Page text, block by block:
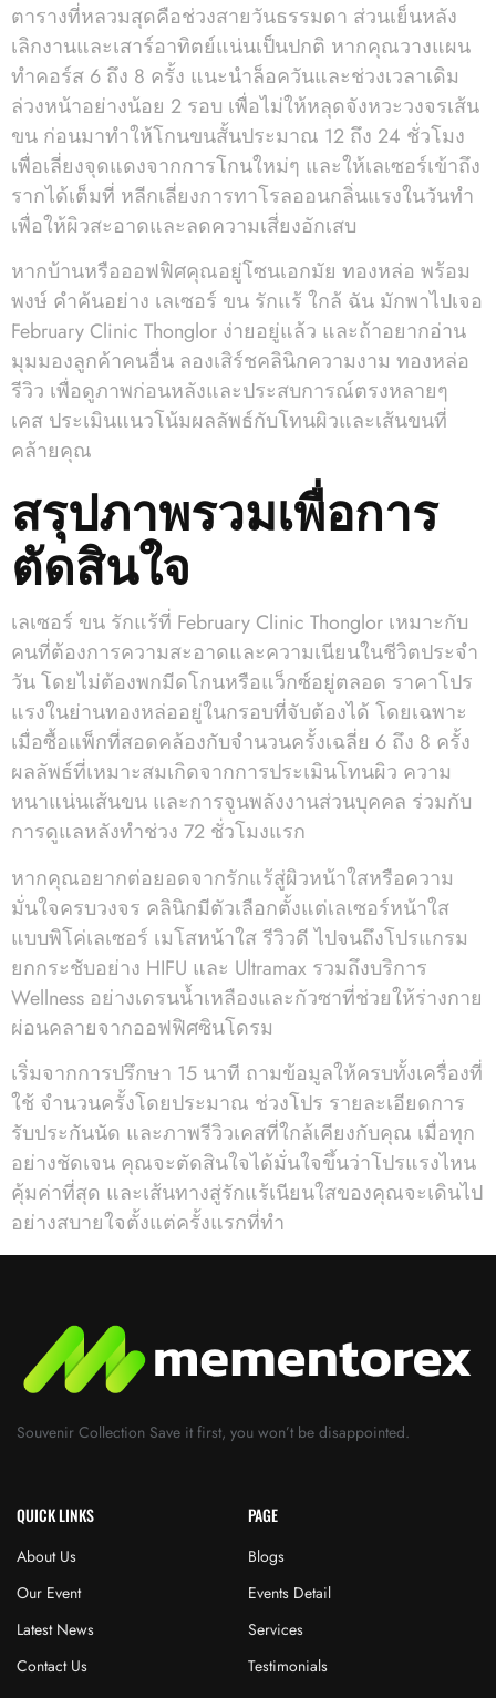
ตารางที่หลวมสุดคือช่วงสายวันธรรมดา ส่วนเย็นหลัง
เลิกงานและเสาร์อาทิตย์แน่นเป็นปกติ หากคุณวางแผน
ทำคอร์ส 6 ถึง 8 ครั้ง แนะนำล็อควันและช่วงเวลาเดิม
ล่วงหน้าอย่างน้อย 2 รอบ เพื่อไม่ให้หลุดจังหวะวงจรเส้น
ขน ก่อนมาทำให้โกนขนสั้นประมาณ 12 ถึง 24 ชั่วโมง
เพื่อเลี่ยงจุดแดงจากการโกนใหม่ๆ และให้เลเซอร์เข้าถึง
รากได้เต็มที่ หลีกเลี่ยงการทาโรลออนกลิ่นแรงในวันทำ
เพื่อให้ผิวสะอาดและลดความเสี่ยงอักเสบ
หากบ้านหรือออฟฟิศคุณอยู่โซนเอกมัย ทองหล่อ พร้อม
พงษ์ คำค้นอย่าง เลเซอร์ ขน รักแร้ ใกล้ ฉัน มักพาไปเจอ
February Clinic Thonglor ง่ายอยู่แล้ว และถ้าอยากอ่าน
มุมมองลูกค้าคนอื่น ลองเสิร์ชคลินิกความงาม ทองหล่อ
รีวิว เพื่อดูภาพก่อนหลังและประสบการณ์ตรงหลายๆ
เคส ประเมินแนวโน้มผลลัพธ์กับโทนผิวและเส้นขนที่
คล้ายคุณ
สรุปภาพรวมเพื่อการ
ตัดสินใจ
เลเซอร์ ขน รักแร้ที่ February Clinic Thonglor เหมาะกับ
คนที่ต้องการความสะอาดและความเนียนในชีวิตประจำ
วัน โดยไม่ต้องพกมีดโกนหรือแว็กซ์อยู่ตลอด ราคาโปร
แรงในย่านทองหล่ออยู่ในกรอบที่จับต้องได้ โดยเฉพาะ
เมื่อซื้อแพ็กที่สอดคล้องกับจำนวนครั้งเฉลี่ย 6 ถึง 8 ครั้ง
ผลลัพธ์ที่เหมาะสมเกิดจากการประเมินโทนผิว ความ
หนาแน่นเส้นขน และการจูนพลังงานส่วนบุคคล ร่วมกับ
การดูแลหลังทำช่วง 72 ชั่วโมงแรก
หากคุณอยากต่อยอดจากรักแร้สู่ผิวหน้าใสหรือความ
มั่นใจครบวงจร คลินิกมีตัวเลือกตั้งแต่เลเซอร์หน้าใส
แบบพิโค่เลเซอร์ เมโสหน้าใส รีวิวดี ไปจนถึงโปรแกรม
ยกกระชับอย่าง HIFU และ Ultramax รวมถึงบริการ
Wellness อย่างเดรนน้ำเหลืองและกัวซาที่ช่วยให้ร่างกาย
ผ่อนคลายจากออฟฟิศซินโดรม
เริ่มจากการปรึกษา 15 นาที ถามข้อมูลให้ครบทั้งเครื่องที่
ใช้ จำนวนครั้งโดยประมาณ ช่วงโปร รายละเอียดการ
รับประกันนัด และภาพรีวิวเคสที่ใกล้เคียงกับคุณ เมื่อทุก
อย่างชัดเจน คุณจะตัดสินใจได้มั่นใจขึ้นว่าโปรแรงไหน
คุ้มค่าที่สุด และเส้นทางสู่รักแร้เนียนใสของคุณจะเดินไป
อย่างสบายใจตั้งแต่ครั้งแรกที่ทำ
Souvenir Collection Save it first, you won’t be disappointed.
QUICK LINKS
About Us
Our Event
Latest News
Contact Us
PAGE
Blogs
Events Detail
Services
Testimonials